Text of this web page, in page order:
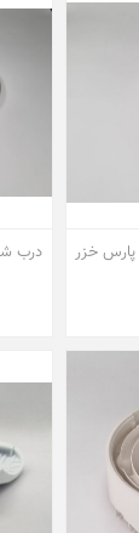
پلوپز ۴ نفره پارس خزر